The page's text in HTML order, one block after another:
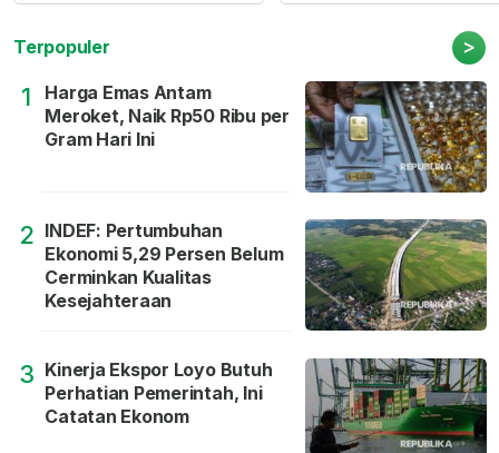
Terpopuler >
1
Harga Emas Antam
Meroket, Naik Rp50 Ribu per
Gram Hari Ini
2 INDEF: Pertumbuhan
Ekonomi 5,29 Persen Belum
Cerminkan Kualitas
Kesejahteraan
3 Kinerja Ekspor Loyo Butuh
Perhatian Pemerintah, Ini
Catatan Ekonom